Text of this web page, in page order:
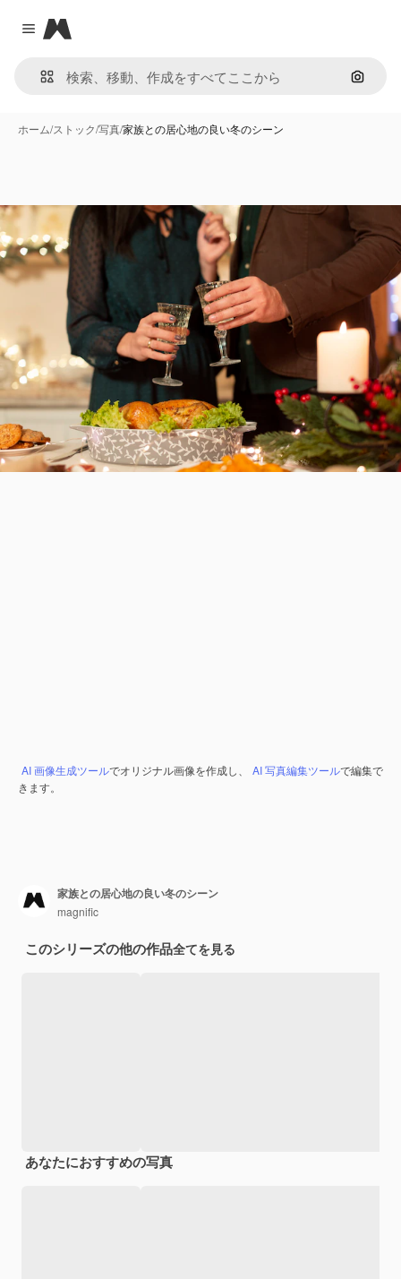
Close menu
Magnific
画像で
ホーム/ストック/写真/家族との居心地の良い冬のシーン
AI 画像生成ツールでオリジナル画像を作成し、 AI 写真編集ツールで編集で
きます。
家族との居心地の良い冬のシーン
magnific
このシリーズの他の作品全てを見る
あなたにおすすめの写真